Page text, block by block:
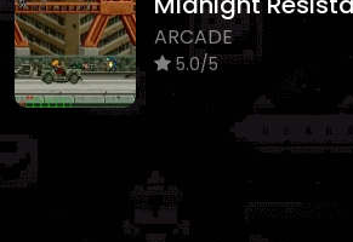
ARCADE
5.0/5